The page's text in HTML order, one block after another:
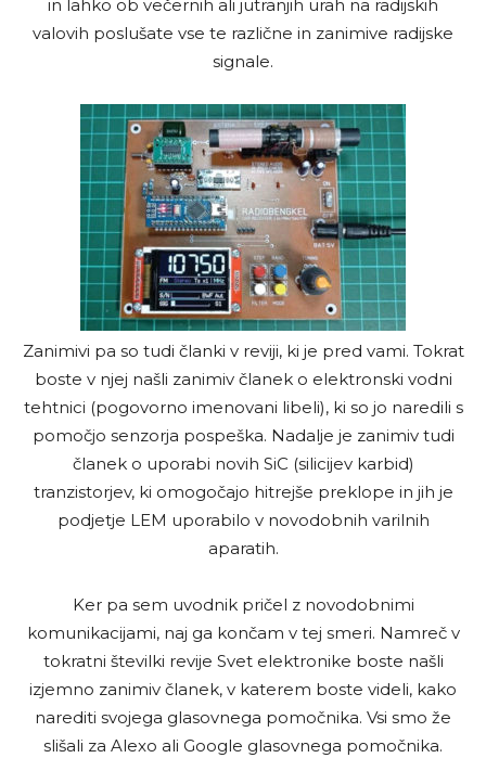
in lahko ob večernih ali jutranjih urah na radijskih
valovih poslušate vse te različne in zanimive radijske
signale.
Zanimivi pa so tudi članki v reviji, ki je pred vami. Tokrat
boste v njej našli zanimiv članek o elektronski vodni
tehtnici (pogovorno imenovani libeli), ki so jo naredili s
pomočjo senzorja pospeška. Nadalje je zanimiv tudi
članek o uporabi novih SiC (silicijev karbid)
tranzistorjev, ki omogočajo hitrejše preklope in jih je
podjetje LEM uporabilo v novodobnih varilnih
aparatih.
Ker pa sem uvodnik pričel z novodobnimi
komunikacijami, naj ga končam v tej smeri. Namreč v
tokratni številki revije Svet elektronike boste našli
izjemno zanimiv članek, v katerem boste videli, kako
narediti svojega glasovnega pomočnika. Vsi smo že
slišali za Alexo ali Google glasovnega pomočnika.